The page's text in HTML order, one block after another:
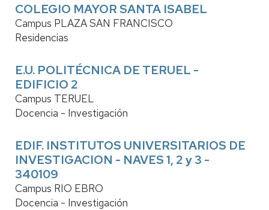
COLEGIO MAYOR SANTA ISABEL
Campus PLAZA SAN FRANCISCO
Residencias
E.U. POLITÉCNICA DE TERUEL -
EDIFICIO 2
Campus TERUEL
Docencia - Investigación
EDIF. INSTITUTOS UNIVERSITARIOS DE
INVESTIGACION - NAVES 1, 2 y 3 -
340109
Campus RIO EBRO
Docencia - Investigación